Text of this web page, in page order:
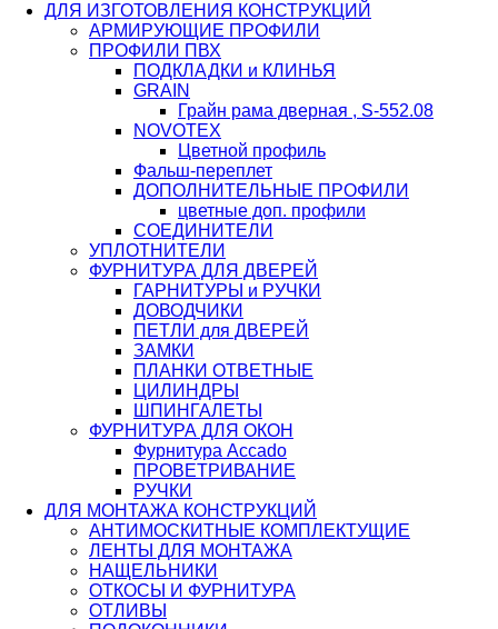
ДЛЯ ИЗГОТОВЛЕНИЯ КОНСТРУКЦИЙ
АРМИРУЮЩИЕ ПРОФИЛИ
ПРОФИЛИ ПВХ
ПОДКЛАДКИ и КЛИНЬЯ
GRAIN
Грайн рама дверная , S-552.08
NOVOTEX
Цветной профиль
Фальш-переплет
ДОПОЛНИТЕЛЬНЫЕ ПРОФИЛИ
цветные доп. профили
СОЕДИНИТЕЛИ
УПЛОТНИТЕЛИ
ФУРНИТУРА ДЛЯ ДВЕРЕЙ
ГАРНИТУРЫ и РУЧКИ
ДОВОДЧИКИ
ПЕТЛИ для ДВЕРЕЙ
ЗАМКИ
ПЛАНКИ ОТВЕТНЫЕ
ЦИЛИНДРЫ
ШПИНГАЛЕТЫ
ФУРНИТУРА ДЛЯ ОКОН
Фурнитура Accado
ПРОВЕТРИВАНИЕ
РУЧКИ
ДЛЯ МОНТАЖА КОНСТРУКЦИЙ
АНТИМОСКИТНЫЕ КОМПЛЕКТУЩИЕ
ЛЕНТЫ ДЛЯ МОНТАЖА
НАЩЕЛЬНИКИ
ОТКОСЫ И ФУРНИТУРА
ОТЛИВЫ